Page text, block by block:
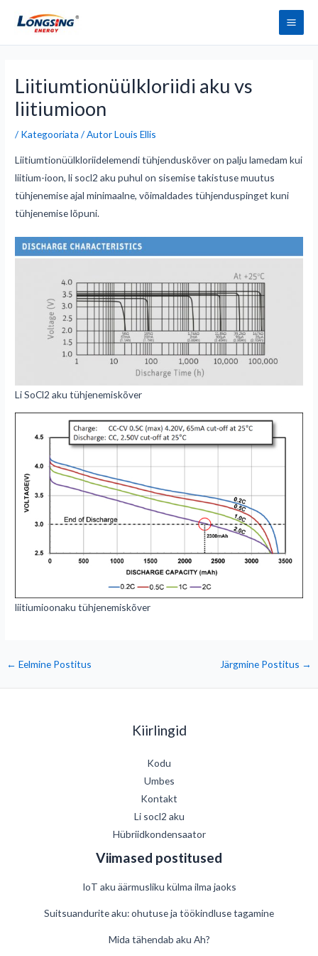
juurde
Liitiumtionüülkloriidi aku vs
liitiumioon
/ Kategooriata / AutorLouis Ellis
Liitiumtionüülkloriidelemendi tühjenduskõver on palju lamedam kui
liitium-ioon, li socl2 aku puhul on sisemise takistuse muutus
tühjenemise ajal minimaalne, võimaldades tühjenduspinget kuni
tühjenemise lõpuni.
Li SoCl2 aku tühjenemiskõver
liitiumioonaku tühjenemiskõver
← Eelmine Postitus Järgmine Postitus →
Kiirlingid
Kodu
Umbes
Kontakt
Li socl2 aku
Hübriidkondensaator
Viimased postitused
IoT aku äärmusliku külma ilma jaoks
Suitsuandurite aku: ohutuse ja töökindluse tagamine
Mida tähendab aku Ah?